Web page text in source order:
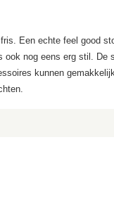
Een echte feel good
nog eens erg stil. De
kunnen